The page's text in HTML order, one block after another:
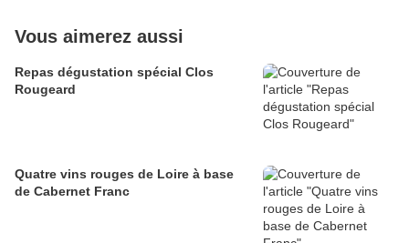
Vous aimerez aussi
Repas dégustation spécial Clos
Rougeard
Quatre vins rouges de Loire à base
de Cabernet Franc